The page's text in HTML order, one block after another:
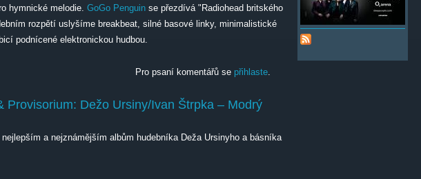
hymnické melodie. GoGo Penguin se přezdívá "Radiohead britského
rozpětí uslyšíme breakbeat, silné basové linky, minimalistické
podnícené elektronickou hudbou.
Pro psaní komentářů se přihlaste.
Provisorium: Dežo Ursiny/Ivan Štrpka –⁠ Modrý
a nejznámějším albům hudebníka Deža Ursinyho a básníka